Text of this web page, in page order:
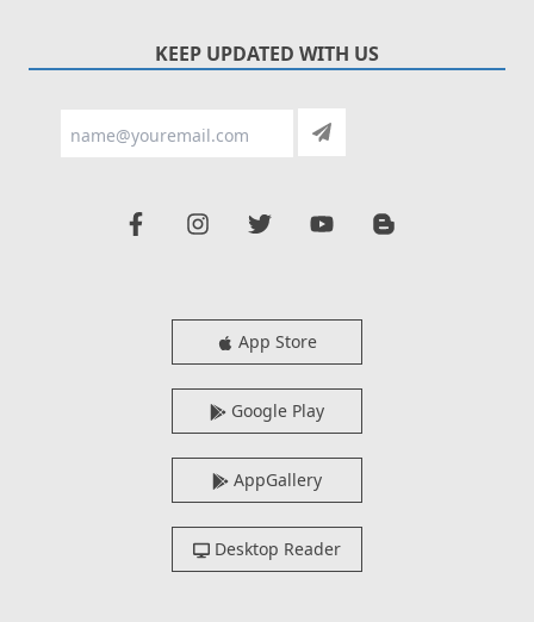
KEEP UPDATED WITH US
App Store
Google Play
AppGallery
Desktop Reader